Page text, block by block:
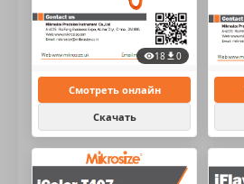
18 0
Смотреть онлайн
Скачать